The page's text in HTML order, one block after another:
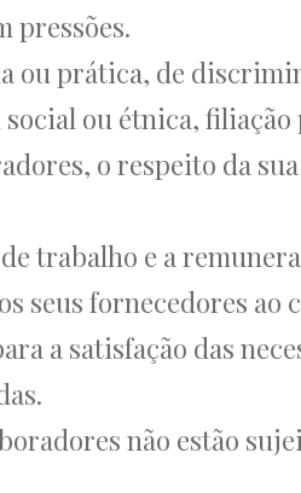
pressões.
ou prática, de
ou étnica,
o respeito da
trabalho e a
seus fornecedores ao
a satisfação das
não estão